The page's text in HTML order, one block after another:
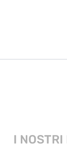
I NOSTRI